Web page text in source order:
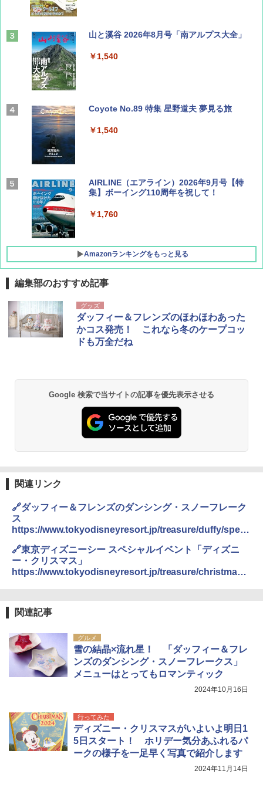
山と溪谷 2026年8月号「南アルプス大全」
￥1,540
Coyote No.89 特集 星野道夫 夢見る旅
￥1,540
AIRLINE（エアライン）2026年9月号【特
集】ボーイング110周年を祝して！
￥1,760
Amazonランキングをもっと見る
地球の歩き方 スター・ウォーズ
￥2,695
￥2,479
D40 地球の歩き方 チェンマイ タイ北部の魅
A26 地球の歩き方 チェコ ポーランド スロヴ
ァキア 2026～2027 地球の歩き方A ヨーロッ
パ
￥2,277
[キャンパーズコレクション 山善] ポップアッ
プテント 傘みたいに広げて畳める パッとサ
ッとサンシェード キューブ フルクローズ メ
ッシュ 簡単設置 ワンタッチテント キャンプ
&ハイキング カーキ PATC-150(KH)
PYKES PEAK (パイクスピーク) 着替えテン
ト プライバシー テント 【中が透けない】 1
人用 折りたたみ 防災グッズ 災害用トイレ ビ
ーチ ピクニック ポップアップテント 携帯 簡
易 トイレテント (グレー)
テント ワンタッチ RENEW 幅200 2-3人用 43
500002(88859)
￥5,999
[キャンパーズコレクション 山善] 傘みたいに
広げるだけ パッとサッとテント ブラックコ
[キャンパーズコレクション 山善] 傘みたいに
広げるだけ パッとサッとテント キューブワ
ッシュ 4人用 簡単設置 ポップアップテント P
￥-
DEWEL パラソル 大型 ビーチ アウトドアパ
ラソル ガーデン サイトシート付 折りたたみ
防水 UVカット 4段階高さ調整 軽量 収納袋付
き
【日本企業販売】超強力クマ対策スプレー 30
0ml（連続噴射30秒）110ml（連続噴射15
秒）射程5～10m 安全ロック搭載 携帯収納袋
付き ヒグマ・イノシシ対策 自治体・教育機
関の購入実績 登山・キャンプ・アウトドア・
GRANDOOR ステンレス保冷剤 2個セット 2
コンパクト 保冷力長持ち
￥2,980
￥1,180
ゴムボート 空気入れ 空気抜き 自動停止 過熱
￥7,884
編集部のおすすめ記事
グッズ
ダッフィー＆フレンズのほわほわあった
かコス発売！ これなら冬のケープコッ
ドも万全だね
Google 検索で当サイトの記事を優先表示させる
関連リンク
🔗ダッフィー＆フレンズのダンシング・スノーフレーク
ス
https://www.tokyodisneyresort.jp/treasure/duffy/speci
🔗東京ディズニーシー スペシャルイベント「ディズニ
ー・クリスマス」
https://www.tokyodisneyresort.jp/treasure/christmas2
関連記事
グルメ
雪の結晶×流れ星！ 「ダッフィー＆フレ
ンズのダンシング・スノーフレークス」
メニューはとってもロマンティック
2024年10月16日
行ってみた
ディズニー・クリスマスがいよいよ明日1
5日スタート！ ホリデー気分あふれるパ
ークの様子を一足早く写真で紹介します
2024年11月14日